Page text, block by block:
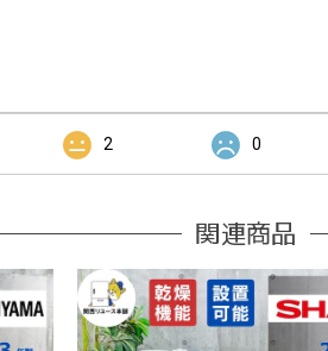
2 0
関連商品